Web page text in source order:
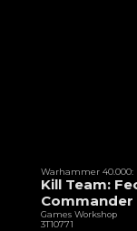
Warhammer 40.000:
Kill Team:
Commander
Games Workshop
3T10771